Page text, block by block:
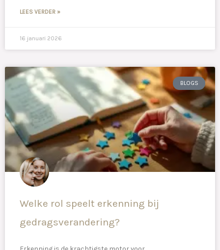
LEES VERDER »
16 januari 2026
BLOGS
Welke rol speelt erkenning bij
gedragsverandering?